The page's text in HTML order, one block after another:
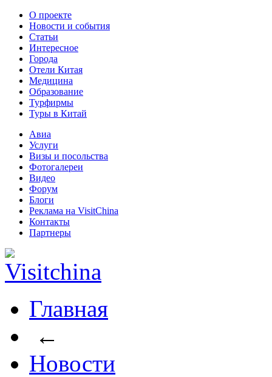
О проекте
Новости и события
Статьи
Интересное
Города
Отели Китая
Медицина
Образование
Турфирмы
Туры в Китай
Авиа
Услуги
Визы и посольства
Фотогалереи
Видео
Форум
Блоги
Реклама на VisitChina
Контакты
Партнеры
Главная
←
Новости